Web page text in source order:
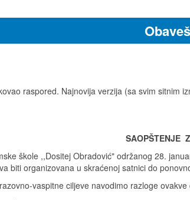
raspored. Najnovija verzija (sa svim sitnim
SAOPŠTENJE
škole ,,Dositej Obradović" održanog 28.
biti organizovana u skraćenoj satnici do
vaspitne ciljeve navodimo razloge ovakve